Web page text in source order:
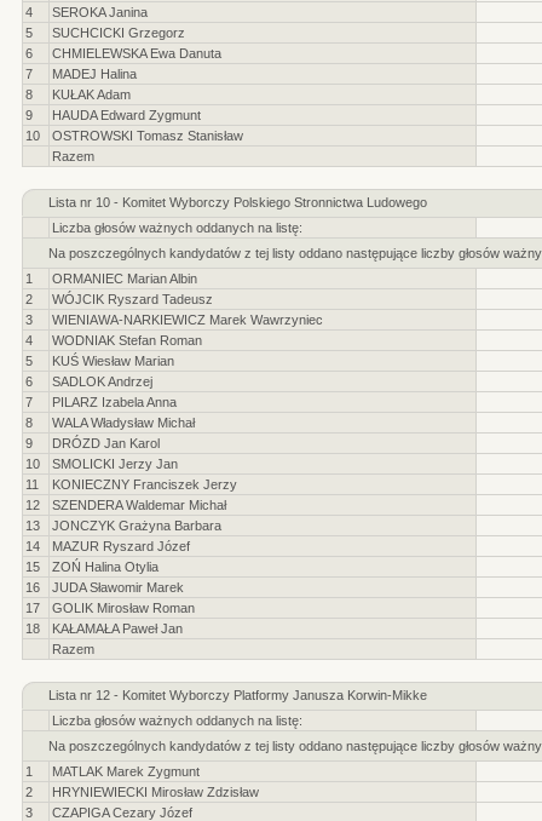
4
SEROKA Janina
5
SUCHCICKI Grzegorz
6
CHMIELEWSKA Ewa Danuta
7
MADEJ Halina
8
KUŁAK Adam
9
HAUDA Edward Zygmunt
10
OSTROWSKI Tomasz Stanisław
Razem
Lista nr 10 - Komitet Wyborczy Polskiego Stronnictwa Ludowego
Liczba głosów ważnych oddanych na listę:
Na poszczególnych kandydatów z tej listy oddano następujące liczby głosów
1
ORMANIEC Marian Albin
2
WÓJCIK Ryszard Tadeusz
3
WIENIAWA-NARKIEWICZ Marek Wawrzyniec
4
WODNIAK Stefan Roman
5
KUŚ Wiesław Marian
6
SADLOK Andrzej
7
PILARZ Izabela Anna
8
WALA Władysław Michał
9
DRÓZD Jan Karol
10
SMOLICKI Jerzy Jan
11
KONIECZNY Franciszek Jerzy
12
SZENDERA Waldemar Michał
13
JONCZYK Grażyna Barbara
14
MAZUR Ryszard Józef
15
ZOŃ Halina Otylia
16
JUDA Sławomir Marek
17
GOLIK Mirosław Roman
18
KAŁAMAŁA Paweł Jan
Razem
Lista nr 12 - Komitet Wyborczy Platformy Janusza Korwin-Mikke
Liczba głosów ważnych oddanych na listę:
Na poszczególnych kandydatów z tej listy oddano następujące liczby głosów
1
MATLAK Marek Zygmunt
2
HRYNIEWIECKI Mirosław Zdzisław
3
CZAPIGA Cezary Józef